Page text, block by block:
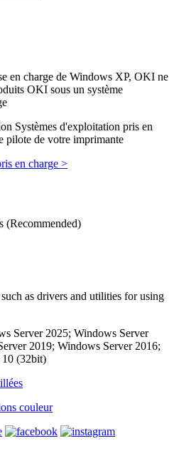
en charge de Windows XP, OKI ne
OKI sous un système
Systèmes d'exploitation pris en
pilote de votre imprimante
en charge >
(Recommended)
as drivers and utilities for using
Server 2025; Windows Server
2019; Windows Server 2016;
(32bit)
couleur